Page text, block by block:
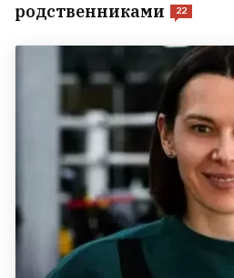
родственниками
22